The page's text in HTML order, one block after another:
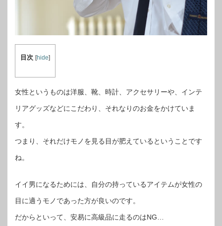
目次 [hide]
女性というものは洋服、靴、時計、アクセサリーや、インテ
リアグッズなどにこだわり、それなりのお金をかけていま
す。
つまり、それだけモノを見る目が肥えているということです
ね。
イイ男になるためには、自分の持っているアイテムが女性の
目に適うモノであった方が良いのです。
だからといって、安易に高級品に走るのはNG…